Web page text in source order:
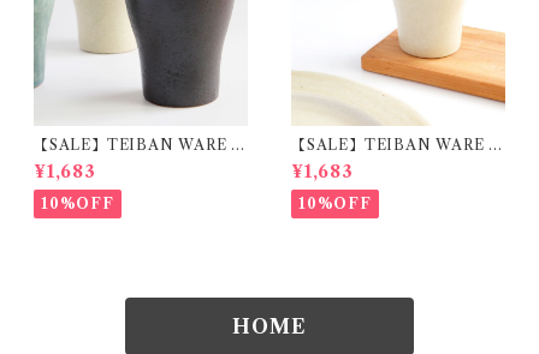
【SALE】TEIBAN WARE フ
リーカップM とび茶 陶器 明
山窯
¥1,683
10%OFF
【SALE】TEIBAN WARE フ
リーカップM 生成り 陶器 明
山窯
¥1,683
10%OFF
HOME